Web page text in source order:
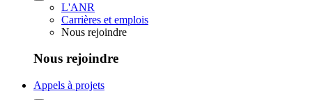
L'ANR
Carrières et emplois
Nous rejoindre
Nous rejoindre
Appels à projets